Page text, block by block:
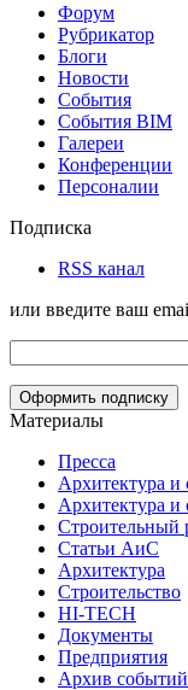
Форум
Рубрикатор
Блоги
Новости
События
События BIM
Галереи
Конференции
Персоналии
Подписка
RSS канал
или введите ваш
Материалы
Пресса
Архитектура и
Архитектура и
Строительный
Статьи АиС
Архитектура
Строительство
HI-TECH
Документы
Предприятия
Архив событий